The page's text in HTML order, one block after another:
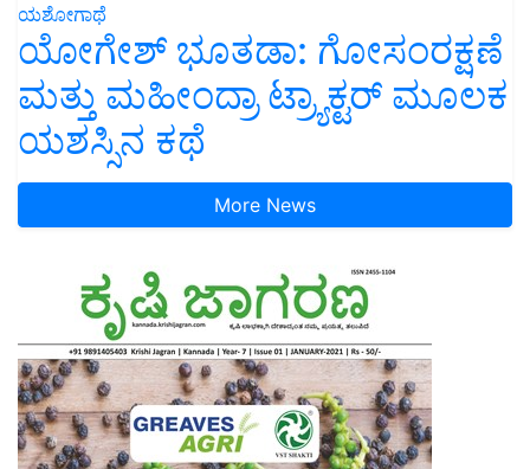
ಯಶೋಗಾಥೆ
ಯೋಗೇಶ್ ಭೂತಡಾ: ಗೋಸಂರಕ್ಷಣೆ
ಮತ್ತು ಮಹೀಂದ್ರಾ ಟ್ರ್ಯಾಕ್ಟರ್ ಮೂಲಕ
ಯಶಸ್ಸಿನ ಕಥೆ
More News